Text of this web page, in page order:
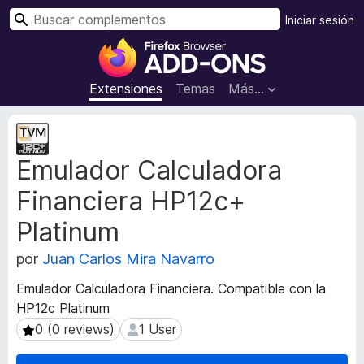
B
u
s
c
o
r
d
o
m
m
Extensiones Temas Más...
Iniciar sesión
B
Emulador Calculadora
Financiera HP12c+
Platinum
por Juan Carlos Mira Navarro
Emulador Calculadora Financiera. Compatible con la
HP12c Platinum
0 (0 reviews)
0 (0 reviews) 1 User
1 User
M
e
t
a
d
a
t
d
e
l
a
e
x